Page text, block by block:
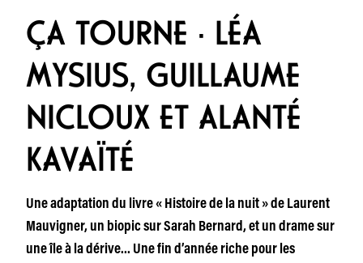
ÇA TOURNE · LÉA
MYSIUS, GUILLAUME
NICLOUX ET ALANTÉ
KAVAÏTÉ
Une adaptation du livre « Histoire de la nuit » de Laurent
Mauvigner, un biopic sur Sarah Bernard, et un drame sur
une île à la dérive… Une fin d’année riche pour les